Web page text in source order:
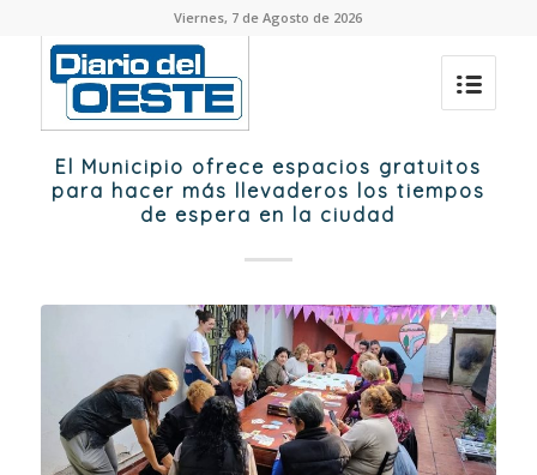
Viernes, 7 de Agosto de 2026
El Municipio ofrece espacios gratuitos
para hacer más llevaderos los tiempos
de espera en la ciudad